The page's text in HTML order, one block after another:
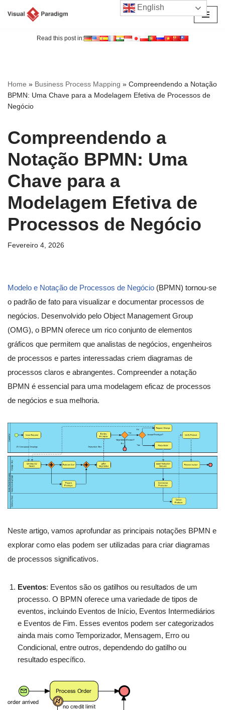
Read this post in:
Home » Business Process Mapping » Compreendendo a Notação
BPMN: Uma Chave para a Modelagem Efetiva de Processos de
Negócio
Compreendendo a
Notação BPMN: Uma
Chave para a
Modelagem Efetiva de
Processos de Negócio
Fevereiro 4, 2026
Modelo e Notação de Processos de Negócio (BPMN) tornou-se
o padrão de fato para visualizar e documentar processos de
negócios. Desenvolvido pelo Object Management Group
(OMG), o BPMN oferece um rico conjunto de elementos
gráficos que permitem que analistas de negócios, engenheiros
de processos e partes interessadas criem diagramas de
processos claros e abrangentes. Compreender a notação
BPMN é essencial para uma modelagem eficaz de processos
de negócios e sua melhoria.
Neste artigo, vamos aprofundar as principais notações BPMN e
explorar como elas podem ser utilizadas para criar diagramas
de processos significativos.
Eventos: Eventos são os gatilhos ou resultados de um
processo. O BPMN oferece uma variedade de tipos de
eventos, incluindo Eventos de Início, Eventos Intermediários
e Eventos de Fim. Esses eventos podem ser categorizados
ainda mais como Temporizador, Mensagem, Erro ou
Condicional, entre outros, dependendo do gatilho ou
resultado específico.
English